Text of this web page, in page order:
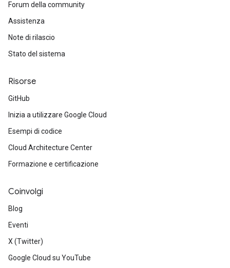
Forum della community
Assistenza
Note di rilascio
Stato del sistema
Risorse
GitHub
Inizia a utilizzare Google Cloud
Esempi di codice
Cloud Architecture Center
Formazione e certificazione
Coinvolgi
Blog
Eventi
X (Twitter)
Google Cloud su YouTube